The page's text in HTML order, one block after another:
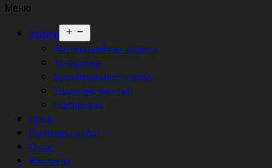
Меню
Услуги
меню
Антигравийная защита
Тонировка
Бронирование стёкол
Удаление вмятин
Полировка
Цены
Примеры работ
О нас
Контакты